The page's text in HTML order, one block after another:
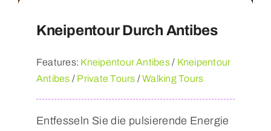
Kneipentour Durch Antibes
Features: Kneipentour Antibes/ Kneipentour
Antibes / Private Tours /Walking Tours
Entfesseln Sie die pulsierende Energie